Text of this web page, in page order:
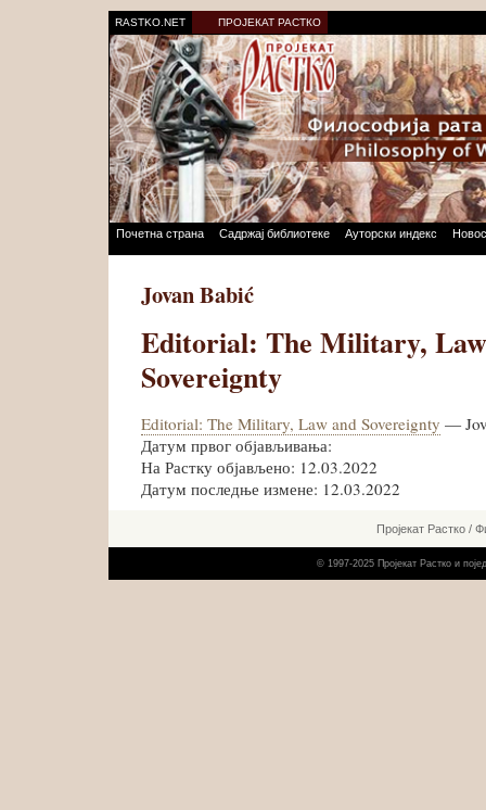
RASTKO.NET ПРОЈЕКАТ РАСТКО
Почетна страна Садржај библиотеке Ауторски индекс
Jovan Babić
Editorial: The Military,
Sovereignty
Editorial: The Military, Law and Sovereignty —
Датум првог објављивања:
На Растку објављено: 12.03.2022
Датум последње измене: 12.03.2022
Пројекат Растко /
© 1997-2025 Пројекат Растко и